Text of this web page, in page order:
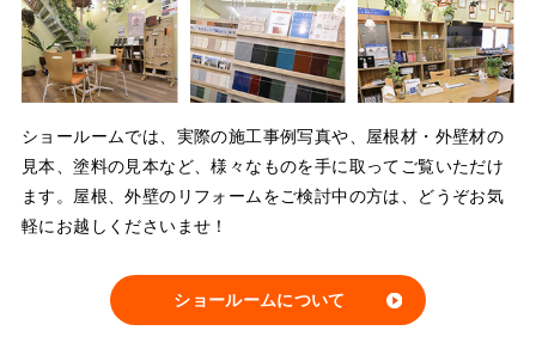
ショールームでは、実際の施工事例写真や、屋根材・外壁材の
見本、塗料の見本など、様々なものを手に取ってご覧いただけ
ます。屋根、外壁のリフォームをご検討中の方は、どうぞお気
軽にお越しくださいませ！
ショールームについて